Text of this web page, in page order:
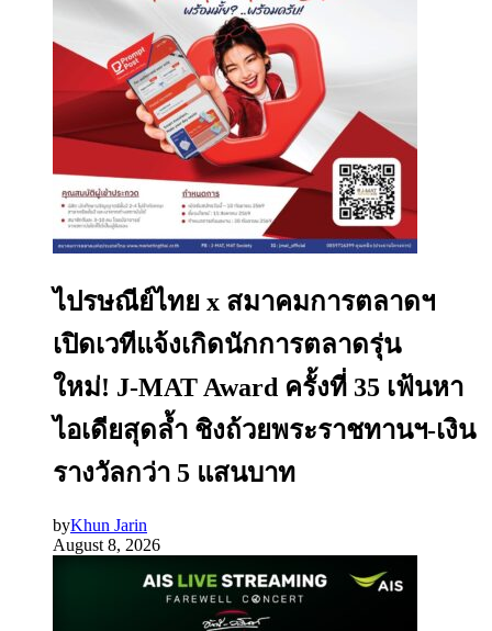
ไปรษณีย์ไทย x สมาคมการตลาดฯ
เปิดเวทีแจ้งเกิดนักการตลาดรุ่น
ใหม่! J-MAT Award ครั้งที่ 35 เฟ้นหา
ไอเดียสุดล้ำ ชิงถ้วยพระราชทานฯ-เงิน
รางวัลกว่า 5 แสนบาท
byKhun Jarin
August 8, 2026